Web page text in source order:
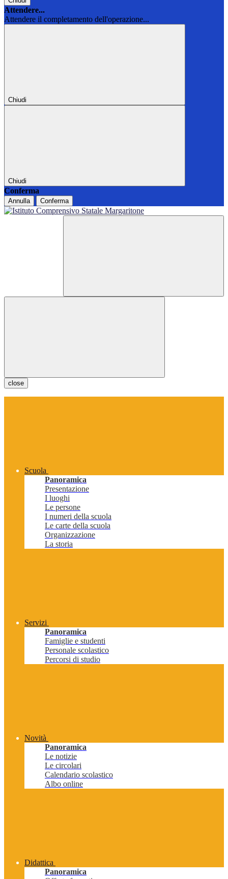
Attendere...
Attendere il completamento dell'operazione...
Chiudi
Chiudi
Conferma
Annulla Conferma
close
Scuola
Panoramica
Presentazione
I luoghi
Le persone
I numeri della scuola
Le carte della scuola
Organizzazione
La storia
Servizi
Panoramica
Famiglie e studenti
Personale scolastico
Percorsi di studio
Novità
Panoramica
Le notizie
Le circolari
Calendario scolastico
Albo online
Didattica
Panoramica